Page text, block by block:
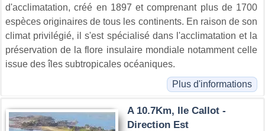
d'acclimatation, créé en 1897 et comprenant plus de 1700
espèces originaires de tous les continents. En raison de son
climat privilégié, il s'est spécialisé dans l'acclimatation et la
préservation de la flore insulaire mondiale notamment celle
issue des îles subtropicales océaniques.
Plus d'informations
A 10.7Km, Ile Callot -
Direction Est